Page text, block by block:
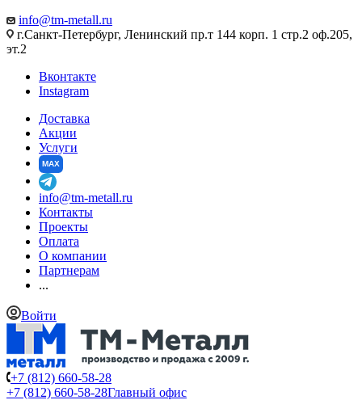
info@tm-metall.ru
г.Санкт-Петербург, Ленинский пр.т 144 корп. 1 стр.2 оф.205,
эт.2
Вконтакте
Instagram
Доставка
Акции
Услуги
MAX
info@tm-metall.ru
Контакты
Проекты
Оплата
О компании
Партнерам
...
Войти
+7 (812) 660-58-28
+7 (812) 660-58-28Главный офис